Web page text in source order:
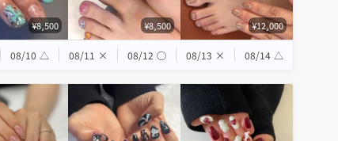
¥8,500 ¥8,500 ¥12,000
08/10 △ 08/11 × 08/12 ◯ 08/13 × 08/14 △